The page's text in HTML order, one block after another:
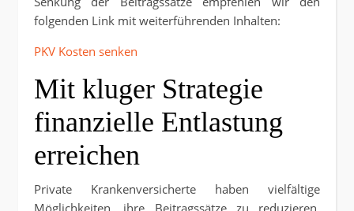
folgenden Link mit weiterführenden Inhalten:
PKV Kosten senken
Mit kluger Strategie
finanzielle Entlastung
erreichen
Private Krankenversicherte haben vielfältige
Möglichkeiten, ihre Beitragssätze zu reduzieren.